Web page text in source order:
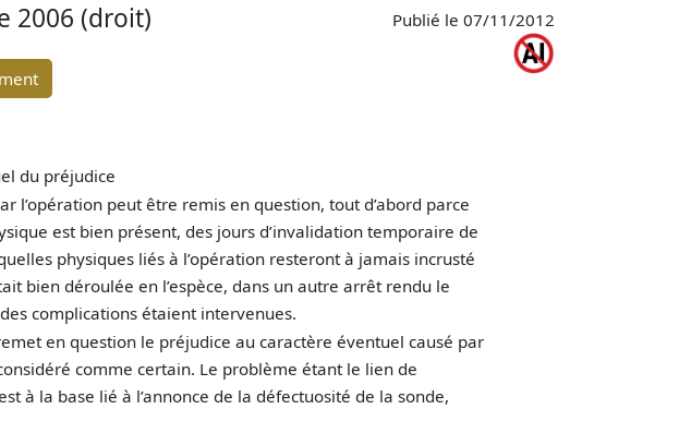
2006 (droit) Publié le 07/11/2012
du préjudice
l’opération peut être remis en question, tout d’abord parce
est bien présent, des jours d’invalidation temporaire de
physiques liés à l’opération resteront à jamais incrusté
bien déroulée en l’espèce, dans un autre arrêt rendu le
complications étaient intervenues.
en question le préjudice au caractère éventuel causé par
comme certain. Le problème étant le lien de
à la base lié à l’annonce de la défectuosité de la sonde,